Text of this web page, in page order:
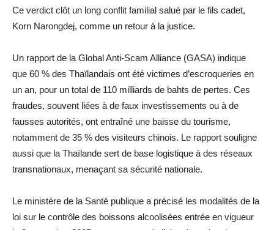
Ce verdict clôt un long conflit familial salué par le fils cadet,
Korn Narongdej, comme un retour à la justice.
Un rapport de la Global Anti-Scam Alliance (GASA) indique
que 60 % des Thaïlandais ont été victimes d’escroqueries en
un an, pour un total de 110 milliards de bahts de pertes. Ces
fraudes, souvent liées à de faux investissements ou à de
fausses autorités, ont entraîné une baisse du tourisme,
notamment de 35 % des visiteurs chinois. Le rapport souligne
aussi que la Thaïlande sert de base logistique à des réseaux
transnationaux, menaçant sa sécurité nationale.
Le ministère de la Santé publique a précisé les modalités de la
loi sur le contrôle des boissons alcoolisées entrée en vigueur